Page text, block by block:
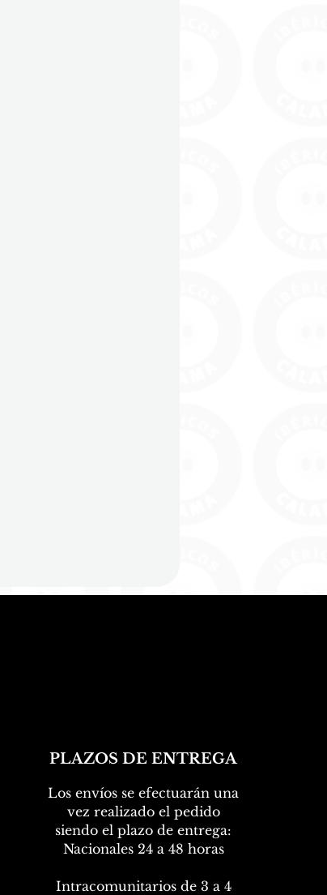
PLAZOS DE ENTREGA
Los envíos se efectuarán una
vez realizado el pedido
siendo el plazo de entrega:
Nacionales 24 a 48 horas
Intracomunitarios de 3 a 4